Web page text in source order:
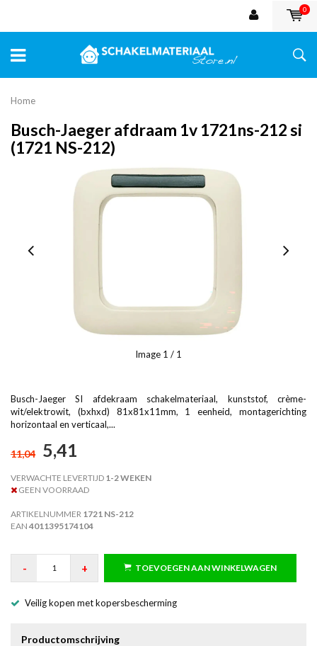
0
Home
Busch-Jaeger afdraam 1v 1721ns-212 si
(1721 NS-212)
Image 1 / 1
Busch-Jaeger SI afdekraam schakelmateriaal, kunststof, crème-
wit/elektrowit, (bxhxd) 81x81x11mm, 1 eenheid, montagerichting
horizontaal en verticaal,...
11,04 5,41
VERWACHTE LEVERTIJD 1-2 WEKEN
GEEN VOORRAAD
ARTIKELNUMMER 1721 NS-212
EAN 4011395174104
- + TOEVOEGEN AAN WINKELWAGEN
Veilig kopen met kopersbescherming
Productomschrijving